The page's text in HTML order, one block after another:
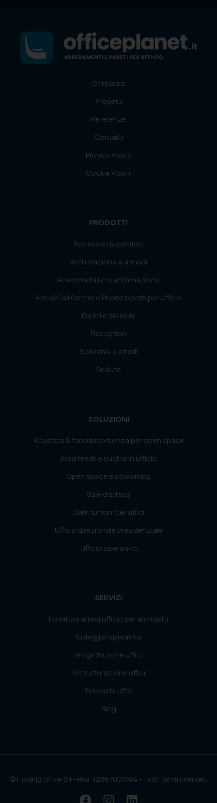
Chi siamo
Progetti
Referenze
Contatti
Privacy Policy
Cookie Policy
PRODOTTI
Accessori & comfort
Archiviazione e armadi
Arredi metallici e archiviazione
Arredi Call Center e Phone booth per ufficio
Pareti e divisioni
Reception
Scrivanie e arredi
Sedute
SOLUZIONI
Acustica & fonoassorbenza per open space
Area break e cucina in ufficio
Open space e coworking
Sale d’attesa
Sale riunioni per uffici
Ufficio direzionale presidenziale
Ufficio operativo
SERVIZI
Forniture arredi ufficio per architetti
Noleggio operativo
Progettazione uffici
Ristrutturazione uffici
Traslochi uffici
Blog
© Holding Office Srl - Piva: 12967001004 - Tutti i diritti riservati.